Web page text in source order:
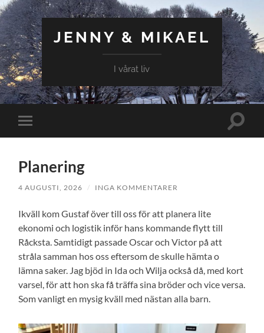
JENNY & MIKAEL
I vårat liv
Slå
på/av
Slå
Planering
4 AUGUSTI, 2026 / INGA KOMMENTARER
Ikväll kom Gustaf över till oss för att planera lite
ekonomi och logistik inför hans kommande flytt till
Råcksta. Samtidigt passade Oscar och Victor på att
stråla samman hos oss eftersom de skulle hämta o
lämna saker. Jag bjöd in Ida och Wilja också då, med kort
varsel, för att hon ska få träffa sina bröder och vice versa.
Som vanligt en mysig kväll med nästan alla barn.